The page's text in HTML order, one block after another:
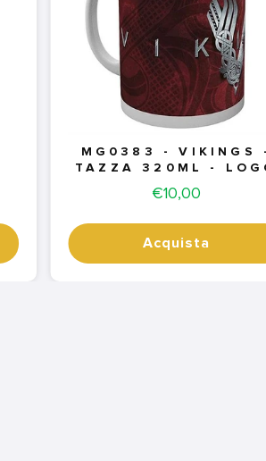
MG0383 - VIKINGS -
TAZZA 320ML -
Price
€10,00
Acquista